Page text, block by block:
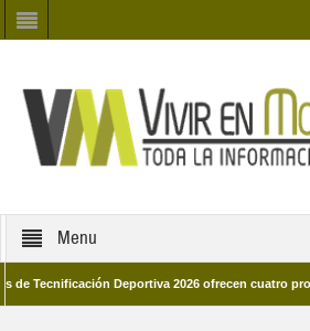
Menu
Deportiva 2026 ofrecen cuatro